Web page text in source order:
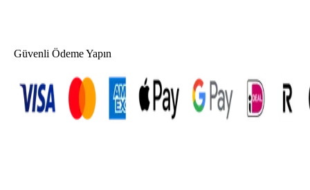
Güvenli Ödeme Yapın